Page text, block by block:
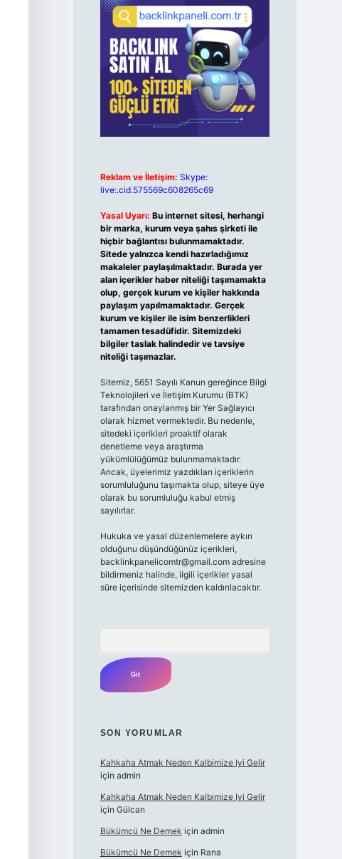
Reklam ve İletişim: Skype:
live:.cid.575569c608265c69
Yasal Uyarı: Bu internet sitesi, herhangi
bir marka, kurum veya şahıs şirketi ile
hiçbir bağlantısı bulunmamaktadır.
Sitede yalnızca kendi hazırladığımız
makaleler paylaşılmaktadır. Burada yer
alan içerikler haber niteliği taşımamakta
olup, gerçek kurum ve kişiler hakkında
paylaşım yapılmamaktadır. Gerçek
kurum ve kişiler ile isim benzerlikleri
tamamen tesadüfidir. Sitemizdeki
bilgiler taslak halindedir ve tavsiye
niteliği taşımazlar.
Sitemiz, 5651 Sayılı Kanun gereğince Bilgi
Teknolojileri ve İletişim Kurumu (BTK)
tarafından onaylanmış bir Yer Sağlayıcı
olarak hizmet vermektedir. Bu nedenle,
sitedeki içerikleri proaktif olarak
denetleme veya araştırma
yükümlülüğümüz bulunmamaktadır.
Ancak, üyelerimiz yazdıkları içeriklerin
sorumluluğunu taşımakta olup, siteye üye
olarak bu sorumluluğu kabul etmiş
sayılırlar.
Hukuka ve yasal düzenlemelere aykırı
olduğunu düşündüğünüz içerikleri,
backlinkpanelicomtr@gmail.comadresine
bildirmeniz halinde, ilgili içerikler yasal
süre içerisinde sitemizden kaldırılacaktır.
SON YORUMLAR
Kahkaha Atmak Neden Kalbimize Iyi Gelir
için admin
Kahkaha Atmak Neden Kalbimize Iyi Gelir
için Gülcan
Bükümcü Ne Demek için admin
Bükümcü Ne Demek için Rana